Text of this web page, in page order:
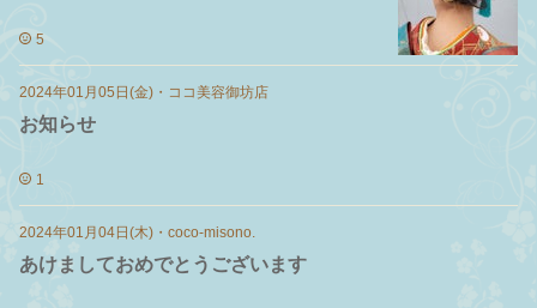
5
2024年01月05日(金) ・ ココ美容御坊店
お知らせ
1
2024年01月04日(木) ・ coco-misono.
あけましておめでとうございます